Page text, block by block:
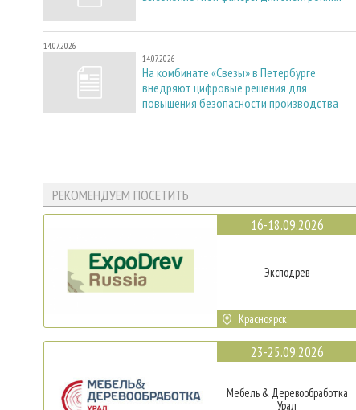
14.07.2026
14.07.2026
На комбинате «Свезы» в Петербурге
внедряют цифровые решения для
повышения безопасности производства
РЕКОМЕНДУЕМ ПОСЕТИТЬ
16-18.09.2026
Эксподрев
Красноярск
23-25.09.2026
Мебель & Деревообработка
Урал